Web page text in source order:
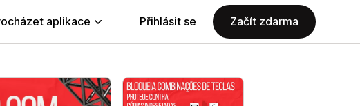
aplikace Přihlásit se Začít zdarma